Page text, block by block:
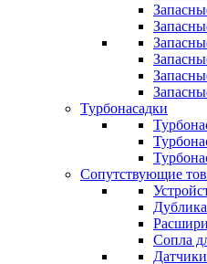
Турбонасадки
Сопутствующие
Сопла